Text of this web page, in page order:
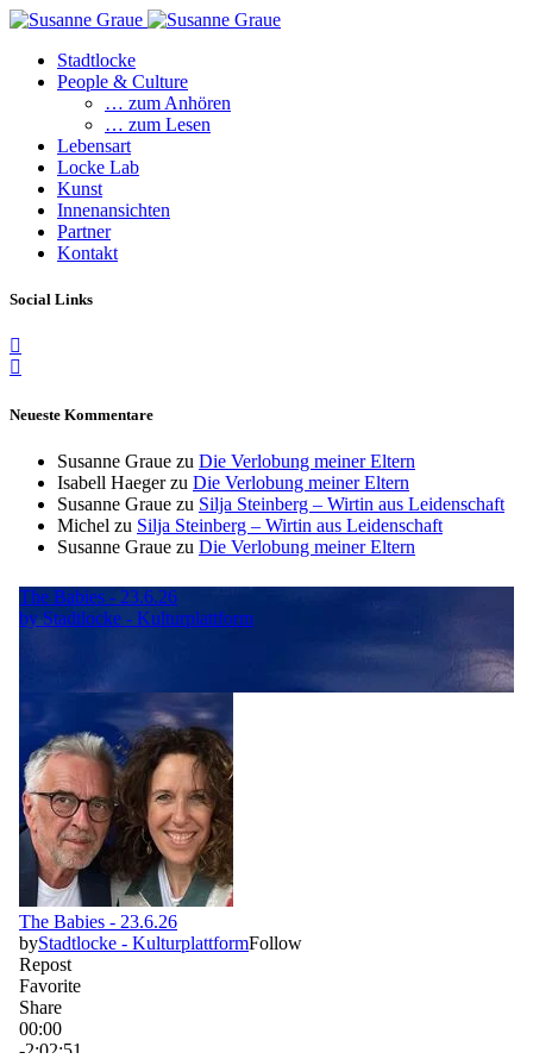
Stadtlocke
People & Culture
… zum Anhören
… zum Lesen
Lebensart
Locke Lab
Kunst
Innenansichten
Partner
Kontakt
Social Links
Neueste Kommentare
Susanne Graue zu Die Verlobung meiner Eltern
Isabell Haegerzu Die Verlobung meiner Eltern
Susanne Graue zu Silja Steinberg – Wirtin aus Leidenschaft
Michel zu Silja Steinberg – Wirtin aus Leidenschaft
Susanne Graue zu Die Verlobung meiner Eltern